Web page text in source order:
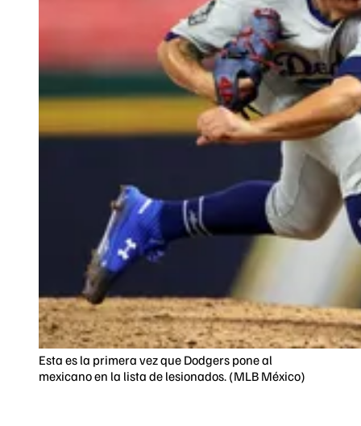
Esta es la primera vez que Dodgers pone al
mexicano en la lista de lesionados. (MLB México)